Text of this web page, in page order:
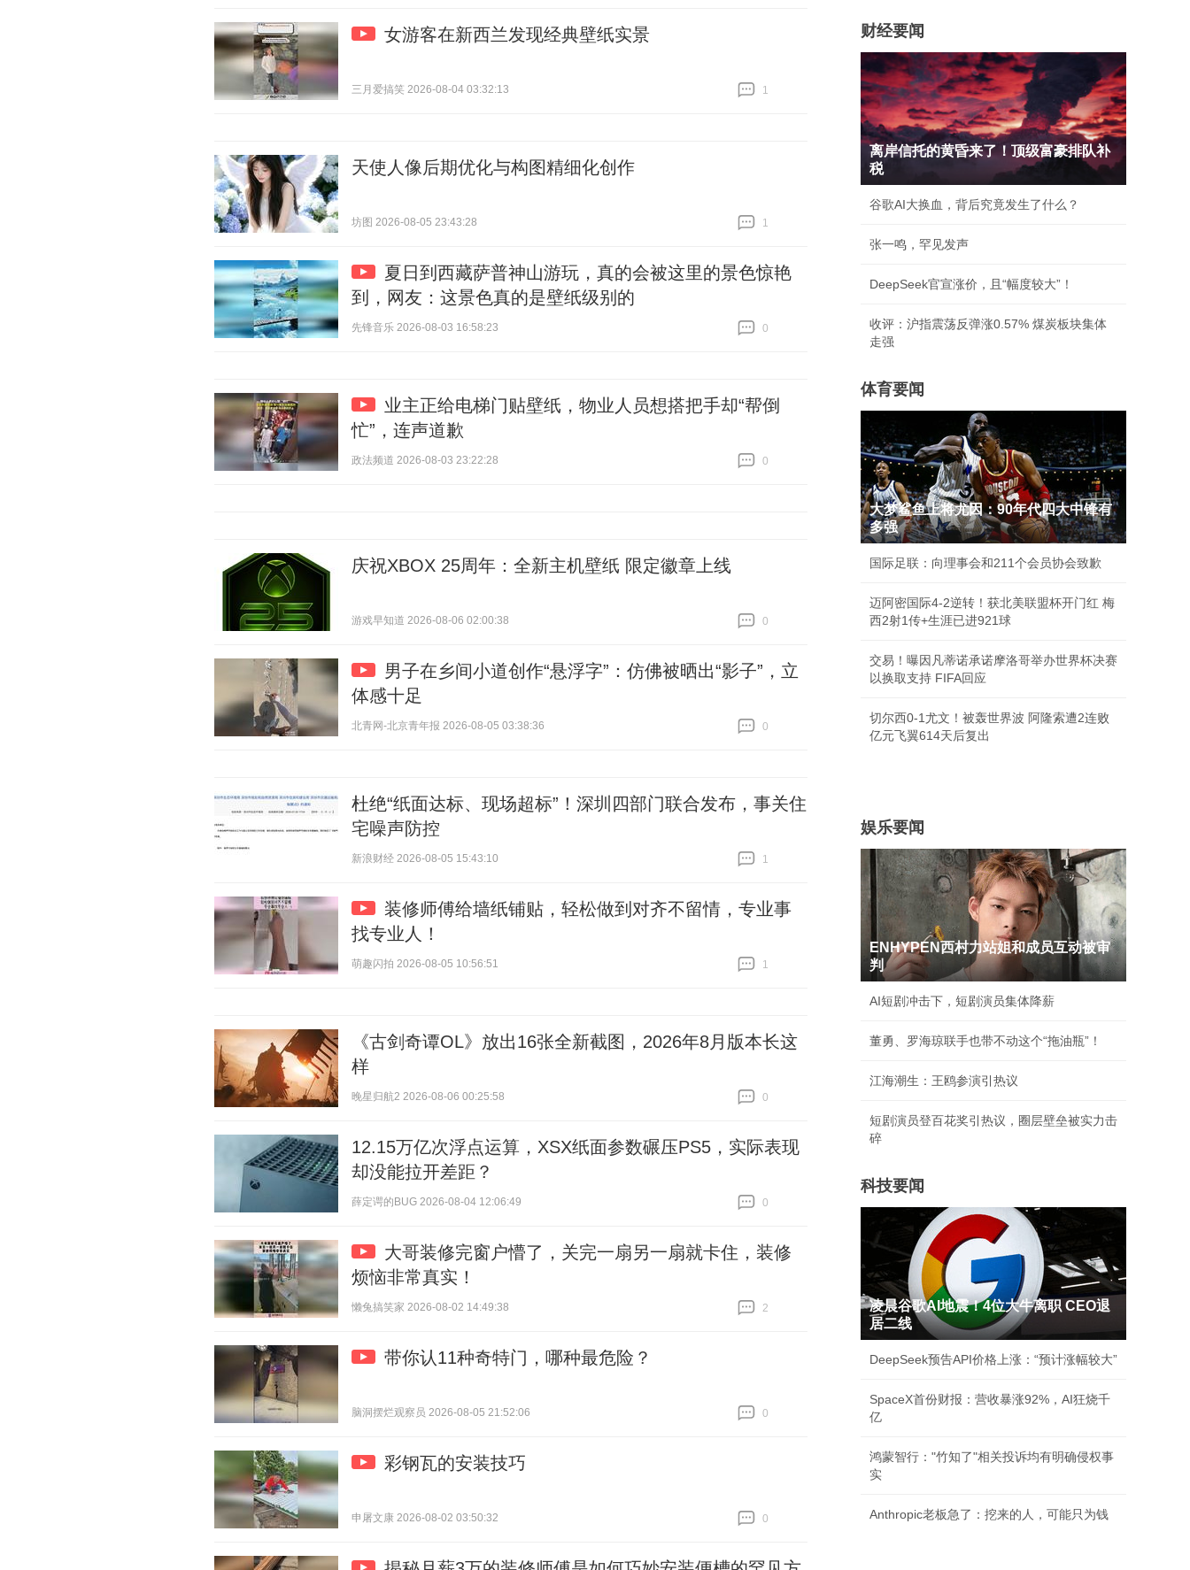
女游客在新西兰发现经典壁纸实景
三月爱搞笑 2026-08-04 03:32:13
1
天使人像后期优化与构图精细化创作
坊图 2026-08-05 23:43:28
1
夏日到西藏萨普神山游玩，真的会被这里的景色惊艳
到，网友：这景色真的是壁纸级别的
先锋音乐 2026-08-03 16:58:23
0
业主正给电梯门贴壁纸，物业人员想搭把手却“帮倒
忙”，连声道歉
政法频道 2026-08-03 23:22:28
0
庆祝XBOX 25周年：全新主机壁纸 限定徽章上线
游戏早知道 2026-08-06 02:00:38
0
男子在乡间小道创作“悬浮字”：仿佛被晒出“影子”，立
体感十足
北青网-北京青年报 2026-08-05 03:38:36
0
杜绝“纸面达标、现场超标”！深圳四部门联合发布，事关住
宅噪声防控
新浪财经 2026-08-05 15:43:10
1
装修师傅给墙纸铺贴，轻松做到对齐不留情，专业事
找专业人！
萌趣闪拍 2026-08-05 10:56:51
1
《古剑奇谭OL》放出16张全新截图，2026年8月版本长这
样
晚星归航2 2026-08-06 00:25:58
0
12.15万亿次浮点运算，XSX纸面参数碾压PS5，实际表现
却没能拉开差距？
薛定谔的BUG 2026-08-04 12:06:49
0
大哥装修完窗户懵了，关完一扇另一扇就卡住，装修
烦恼非常真实！
懒兔搞笑家 2026-08-02 14:49:38
2
带你认11种奇特门，哪种最危险？
脑洞摆烂观察员 2026-08-05 21:52:06
0
彩钢瓦的安装技巧
申屠文康 2026-08-02 03:50:32
0
财经要闻
离岸信托的黄昏来了！顶级富豪排队补
税
谷歌AI大换血，背后究竟发生了什么？
张一鸣，罕见发声
DeepSeek官宣涨价，且“幅度较大”！
收评：沪指震荡反弹涨0.57% 煤炭板块集体
走强
体育要闻
大梦鲨鱼上将尤因：90年代四大中锋有
多强
国际足联：向理事会和211个会员协会致歉
迈阿密国际4-2逆转！获北美联盟杯开门红 梅
西2射1传+生涯已进921球
交易！曝因凡蒂诺承诺摩洛哥举办世界杯决赛
以换取支持 FIFA回应
切尔西0-1尤文！被轰世界波 阿隆索遭2连败
亿元飞翼614天后复出
娱乐要闻
ENHYPEN西村力站姐和成员互动被审
判
AI短剧冲击下，短剧演员集体降薪
董勇、罗海琼联手也带不动这个“拖油瓶”！
江海潮生：王鸥参演引热议
短剧演员登百花奖引热议，圈层壁垒被实力击
碎
科技要闻
凌晨谷歌AI地震！4位大牛离职 CEO退
居二线
DeepSeek预告API价格上涨：“预计涨幅较大”
SpaceX首份财报：营收暴涨92%，AI狂烧千
亿
鸿蒙智行："竹知了"相关投诉均有明确侵权事
实
Anthropic老板急了：挖来的人，可能只为钱